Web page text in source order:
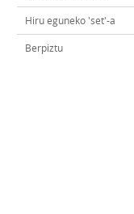
Hiru eguneko 'set'-a
Berpiztu